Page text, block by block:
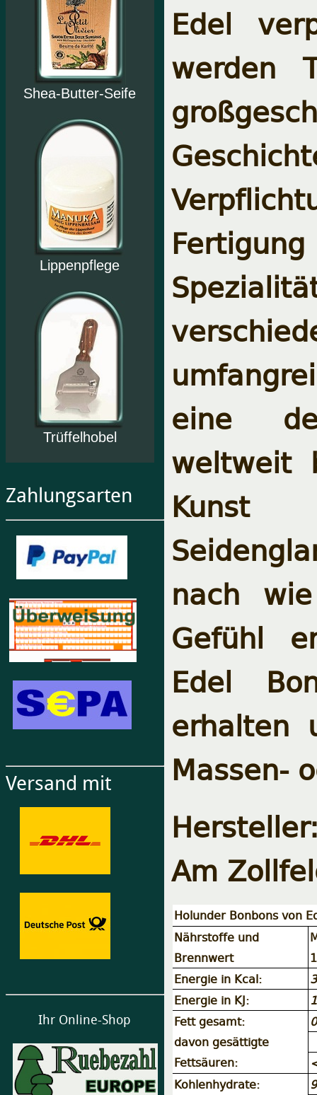
Shea-Butter-Seife
Lippenpflege
Trüffelhobel
Zahlungsarten
Versand mit
Ihr Online-Shop
Edel
werden
eine
weltweit
nach
Gefühl
Edel
erhalten
Massen-
Am
Holunder Bonbons von
Nährstoffe und
Brennwert
Energie in Kcal:
Energie in KJ:
Fett gesamt:
davon gesättigte
Fettsäuren:
Kohlenhydrate: